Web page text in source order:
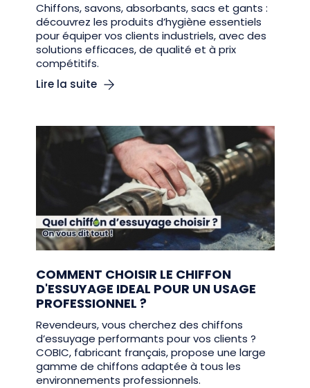
Chiffons, savons, absorbants, sacs et gants :
découvrez les produits d’hygiène essentiels
pour équiper vos clients industriels, avec des
solutions efficaces, de qualité et à prix
compétitifs.
Lire la suite
COMMENT CHOISIR LE CHIFFON
D'ESSUYAGE IDEAL POUR UN USAGE
PROFESSIONNEL ?
Revendeurs, vous cherchez des chiffons
d’essuyage performants pour vos clients ?
COBIC, fabricant français, propose une large
gamme de chiffons adaptée à tous les
environnements professionnels.